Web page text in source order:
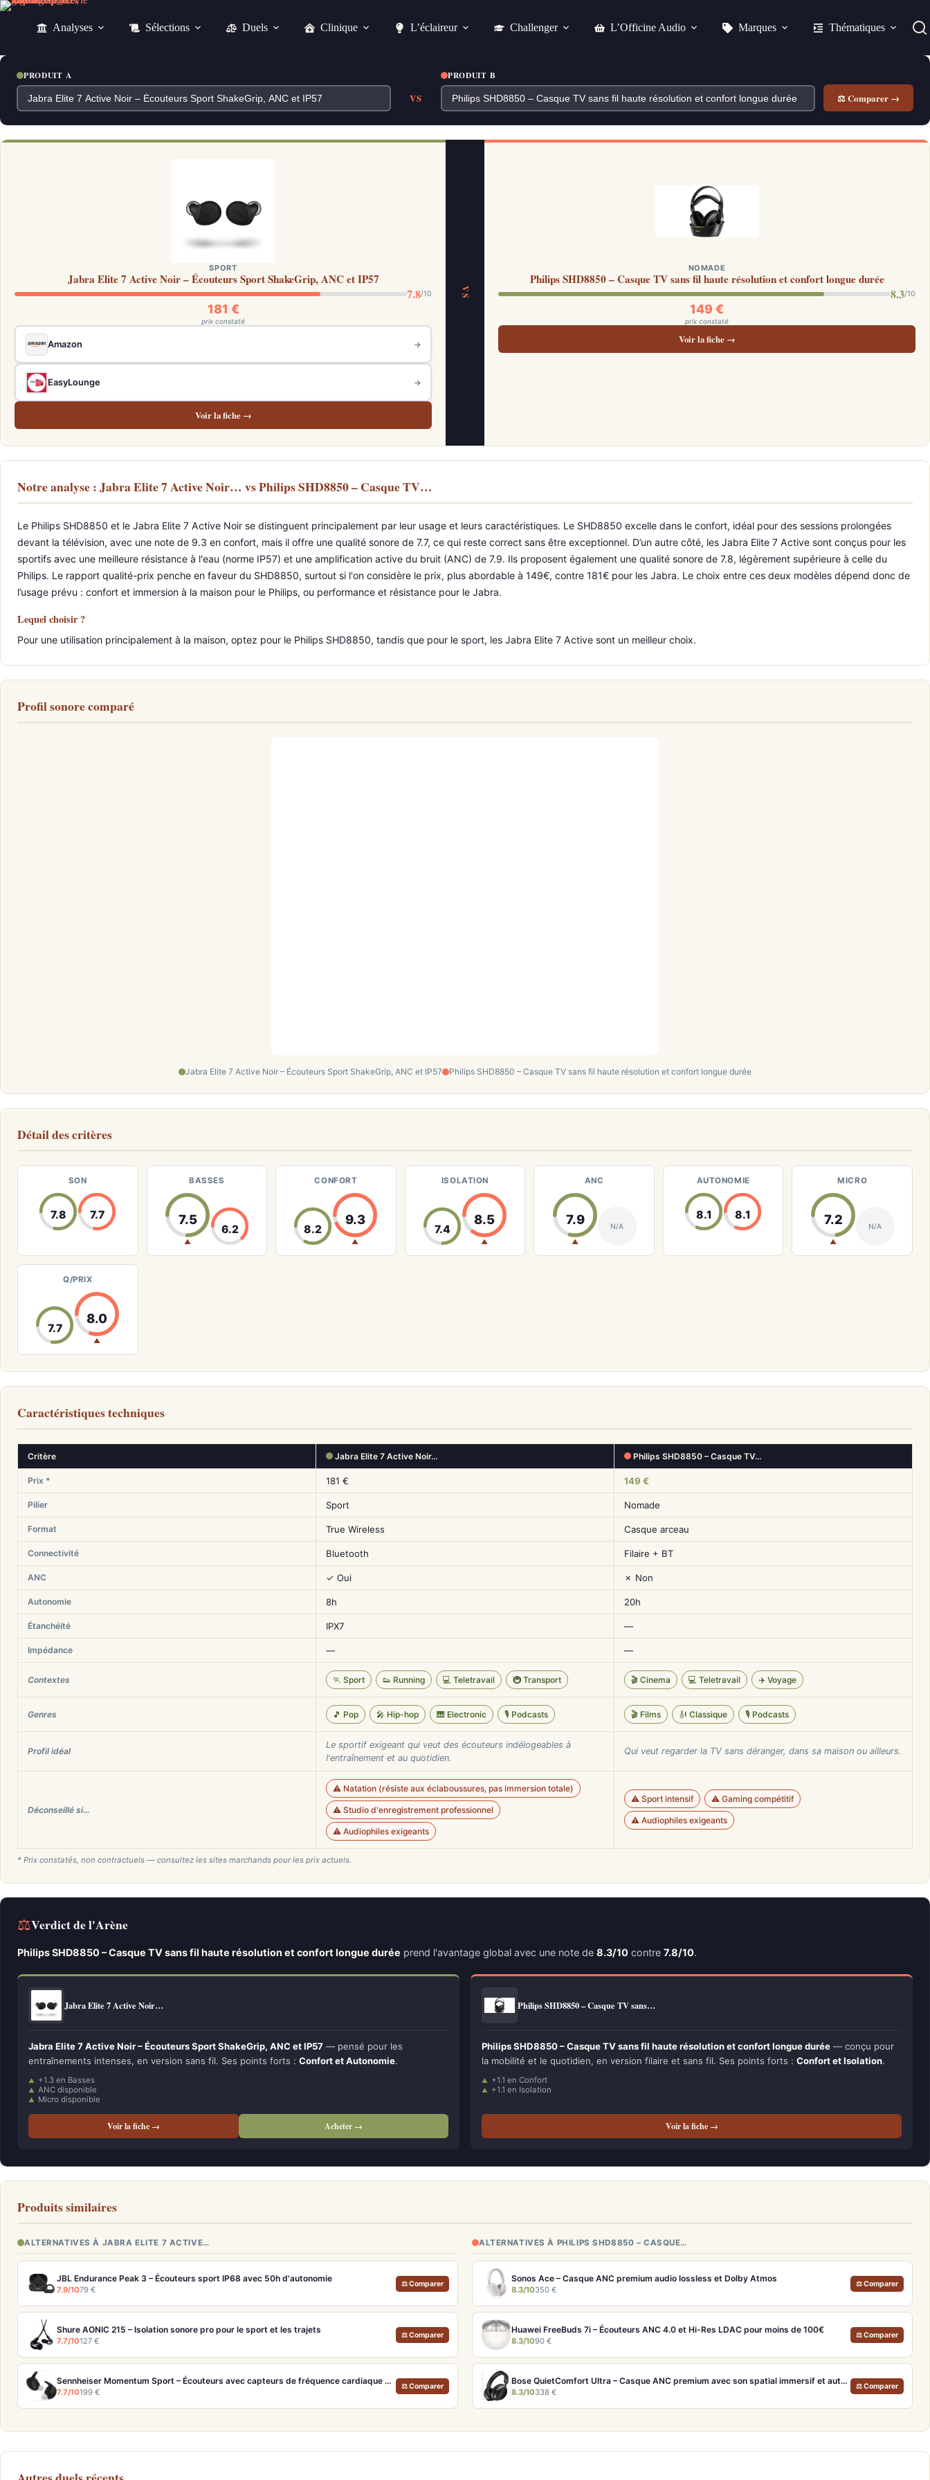
Passer
Analyses Sélections Duels Clinique L’éclaireur Challenger L’Officine Audio Marques Thématiques
PRODUIT A
VS
PRODUIT B
⚖ Comparer →
SPORT
Jabra Elite 7 Active Noir – Écouteurs Sport ShakeGrip, ANC et IP57
7.8/10
181 €
prix constaté
Amazon →
EasyLounge →
Voir la fiche →
VS
NOMADE
Philips SHD8850 – Casque TV sans fil haute résolution et confort longue durée
8.3/10
149 €
prix constaté
Voir la fiche →
Notre analyse : Jabra Elite 7 Active Noir… vs Philips SHD8850 – Casque TV…
Le Philips SHD8850 et le Jabra Elite 7 Active Noir se distinguent principalement par leur usage et leurs caractéristiques. Le SHD8850 excelle dans le confort, idéal pour des sessions prolongées
devant la télévision, avec une note de 9.3 en confort, mais il offre une qualité sonore de 7.7, ce qui reste correct sans être exceptionnel. D’un autre côté, les Jabra Elite 7 Active sont conçus pour les
sportifs avec une meilleure résistance à l'eau (norme IP57) et une amplification active du bruit (ANC) de 7.9. Ils proposent également une qualité sonore de 7.8, légèrement supérieure à celle du
Philips. Le rapport qualité-prix penche en faveur du SHD8850, surtout si l'on considère le prix, plus abordable à 149€, contre 181€ pour les Jabra. Le choix entre ces deux modèles dépend donc de
l’usage prévu : confort et immersion à la maison pour le Philips, ou performance et résistance pour le Jabra.
Lequel choisir ?
Pour une utilisation principalement à la maison, optez pour le Philips SHD8850, tandis que pour le sport, les Jabra Elite 7 Active sont un meilleur choix.
Profil sonore comparé
Jabra Elite 7 Active Noir – Écouteurs Sport ShakeGrip, ANC et IP57 Philips SHD8850 – Casque TV sans fil haute résolution et confort longue durée
Détail des critères
SON
7.8 7.7
BASSES
7.5
▲
6.2
CONFORT
8.2
9.3
▲
ISOLATION
7.4
8.5
▲
ANC
7.9
▲
N/A
AUTONOMIE
8.1 8.1
MICRO
7.2
▲
N/A
Q/PRIX
7.7
8.0
▲
Caractéristiques techniques
Critère Jabra Elite 7 Active Noir… Philips SHD8850 – Casque TV…
Prix * 181 € 149 €
Pilier Sport Nomade
Format True Wireless Casque arceau
Connectivité Bluetooth Filaire + BT
ANC ✓ Oui ✗ Non
Autonomie 8h 20h
Étanchéité IPX7 —
Impédance — —
Contextes 🏃 Sport 👟 Running 💻 Teletravail 🚇 Transport 🎬 Cinema 💻 Teletravail ✈️ Voyage
Genres 🎵 Pop 🎤 Hip-hop 🎹 Electronic 🎙️ Podcasts 🎬 Films 🎻 Classique 🎙️ Podcasts
Profil idéal
Le sportif exigeant qui veut des écouteurs indélogeables à
l'entraînement et au quotidien.
Qui veut regarder la TV sans déranger, dans sa maison ou ailleurs.
Déconseillé si…
⚠️ Natation (résiste aux éclaboussures, pas immersion totale)
⚠️ Studio d'enregistrement professionnel
⚠️ Audiophiles exigeants
⚠️ Sport intensif ⚠️ Gaming compétitif
⚠️ Audiophiles exigeants
* Prix constatés, non contractuels — consultez les sites marchands pour les prix actuels.
⚖Verdict de l'Arène
Philips SHD8850 – Casque TV sans fil haute résolution et confort longue durée prend l'avantage global avec une note de 8.3/10 contre 7.8/10.
Jabra Elite 7 Active Noir…
Jabra Elite 7 Active Noir – Écouteurs Sport ShakeGrip, ANC et IP57 — pensé pour les
entraînements intenses, en version sans fil. Ses points forts : Confort et Autonomie.
+1.3 en Basses
ANC disponible
Micro disponible
Voir la fiche → Acheter →
Philips SHD8850 – Casque TV sans…
Philips SHD8850 – Casque TV sans fil haute résolution et confort longue durée — conçu pour
la mobilité et le quotidien, en version filaire et sans fil. Ses points forts : Confort et Isolation.
+1.1 en Confort
+1.1 en Isolation
Voir la fiche →
Produits similaires
ALTERNATIVES À JABRA ELITE 7 ACTIVE…
JBL Endurance Peak 3 – Écouteurs sport IP68 avec 50h d'autonomie
7.9/1079 €
⚖ Comparer
Shure AONIC 215 – Isolation sonore pro pour le sport et les trajets
7.7/10127 €
⚖ Comparer
Sennheiser Momentum Sport – Écouteurs avec capteurs de fréquence cardiaque et température
7.7/10199 €
⚖ Comparer
ALTERNATIVES À PHILIPS SHD8850 – CASQUE…
Sonos Ace – Casque ANC premium audio lossless et Dolby Atmos
8.3/10350 €
⚖ Comparer
Huawei FreeBuds 7i – Écouteurs ANC 4.0 et Hi-Res LDAC pour moins de 100€
8.3/1090 €
⚖ Comparer
Bose QuietComfort Ultra – Casque ANC premium avec son spatial immersif et autonomie 30h
8.3/10338 €
⚖ Comparer